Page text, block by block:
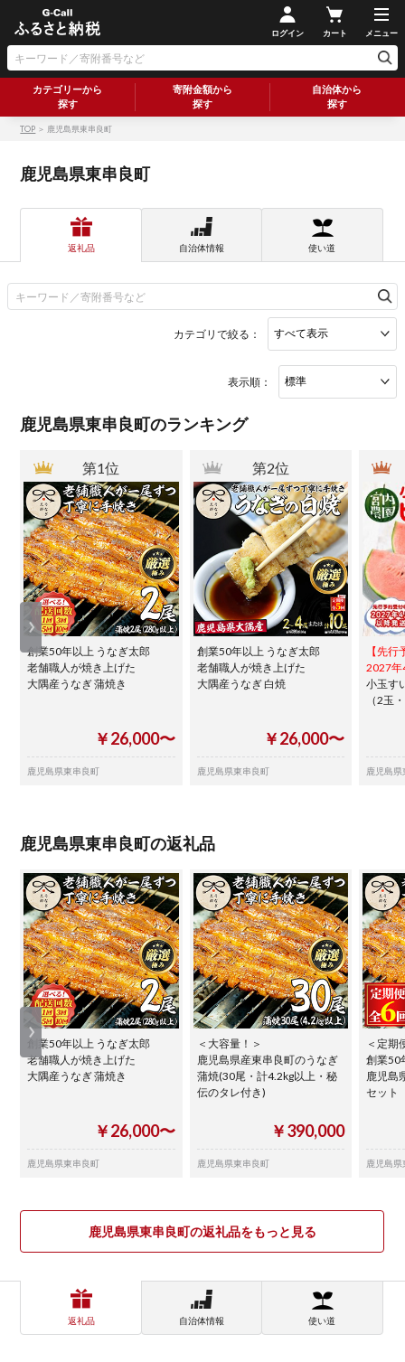
ログイン カート メニュー
カテゴリーから
探す
寄附金額から
探す
自治体から
探す
TOP ＞ 鹿児島県東串良町
鹿児島県東串良町
返礼品 自治体情報 使い道
カテゴリで絞る：
表示順：
鹿児島県東串良町のランキング
第1位
創業50年以上 うなぎ太郎
老舗職人が焼き上げた
大隅産うなぎ 蒲焼き
￥26,000〜
鹿児島県東串良町
第2位
創業50年以上 うなぎ太郎
老舗職人が焼き上げた
大隅産うなぎ 白焼
￥26,000〜
鹿児島県東串良町
【先行
2027年
小玉す
（2玉
鹿児島県
鹿児島県東串良町の返礼品
創業50年以上 うなぎ太郎
老舗職人が焼き上げた
大隅産うなぎ 蒲焼き
￥26,000〜
鹿児島県東串良町
＜大容量！＞
鹿児島県産東串良町のうなぎ
蒲焼(30尾・計4.2kg以上・秘
伝のタレ付き)
￥390,000
鹿児島県東串良町
＜定期
創業50
鹿児島
セッ
鹿児島県
鹿児島県東串良町の返礼品をもっと見る
返礼品 自治体情報 使い道